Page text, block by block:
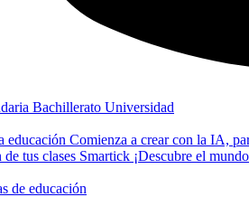
Bachillerato Universidad
educación Comienza a crear con la IA,
tus clases Smartick ¡Descubre el
de educación